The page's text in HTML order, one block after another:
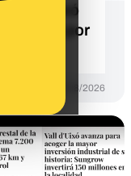
d’Uixó
por
07/08/2026